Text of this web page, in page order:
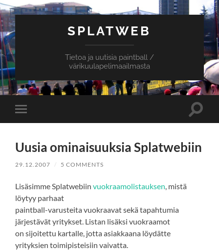
SPLATWEB
Tietoa ja uutisia paintball /
värikuulapelimaailmasta
Toggle
mobile
Toggle
Uusia ominaisuuksia Splatwebiin
29.12.2007 / 5 COMMENTS
Lisäsimme Splatwebiinvuokraamolistauksen , mistä
löytyy parhaat
paintball-varusteita vuokraavat sekä tapahtumia
järjestävät yritykset. Listan lisäksi vuokraamot
on sijoitettu kartalle, jotta asiakkaana löydätte
yrityksien toimipisteisiin vaivatta.